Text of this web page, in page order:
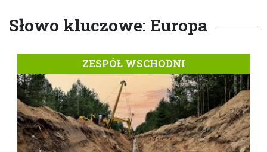
Słowo kluczowe: Europa
ZESPÓŁ WSCHODNI